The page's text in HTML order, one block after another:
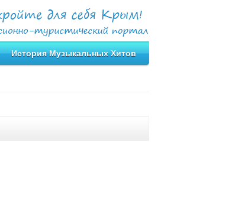
История Музыкальных Хитов